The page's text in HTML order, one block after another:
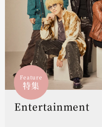
Feature
特集
Entertainment